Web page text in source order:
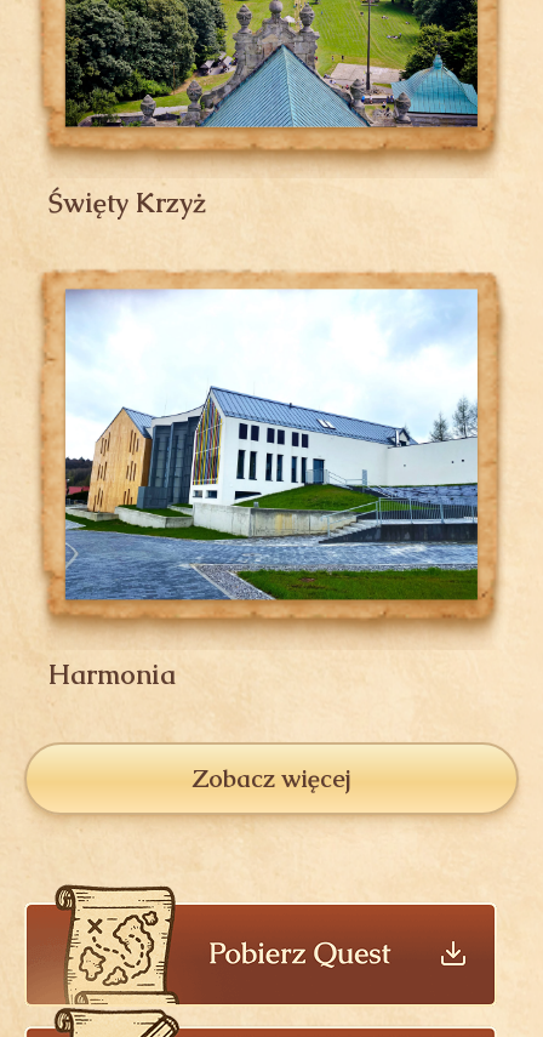
Święty Krzyż
Harmonia
Zobacz więcej